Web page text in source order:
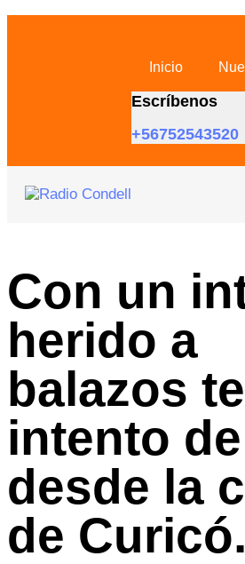
Inicio
Escríbenos
+56752543520
Con un
herido a
balazos
intento
desde la
de Curicó.